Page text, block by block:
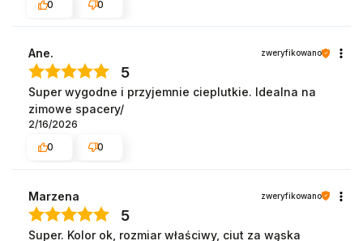
0
0
Ane. zweryfikowano
5
Super wygodne i przyjemnie cieplutkie. Idealna na
zimowe spacery/
2/16/2026
0
0
Marzena zweryfikowano
5
Super. Kolor ok, rozmiar właściwy, ciut za wąska